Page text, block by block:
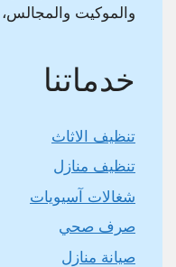
والموكيت
خدماتنا
تنظيف الاثاث
تنظيف منازل
شغالات آسيويات
صرف صحي
صيانة منازل